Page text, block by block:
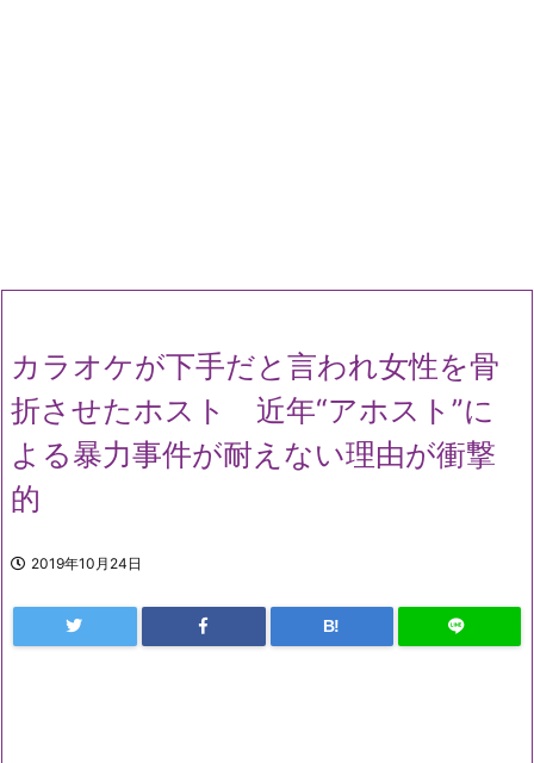
カラオケが下手だと言われ女性を骨
折させたホスト 近年“アホスト”に
よる暴力事件が耐えない理由が衝撃
的
2019年10月24日
B!